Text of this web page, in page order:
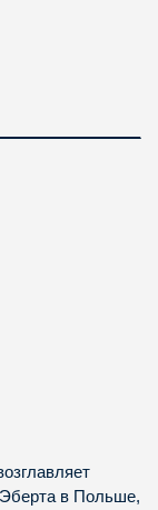
в Польше,